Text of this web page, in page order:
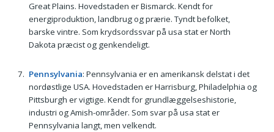
Great Plains. Hovedstaden er Bismarck. Kendt for
energiproduktion, landbrug og prærie. Tyndt befolket,
barske vintre. Som krydsordssvar på usa stat er North
Dakota præcist og genkendeligt.
Pennsylvania: Pennsylvania er en amerikansk delstat i det
nordøstlige USA. Hovedstaden er Harrisburg, Philadelphia og
Pittsburgh er vigtige. Kendt for grundlæggelseshistorie,
industri og Amish-områder. Som svar på usa stat er
Pennsylvania langt, men velkendt.